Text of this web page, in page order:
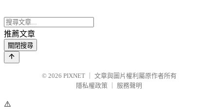
推薦文章
關閉搜尋
© 2026 PIXNET
文章與圖片權利屬原作者所有
隱私權政策
服務聲明
⚠️